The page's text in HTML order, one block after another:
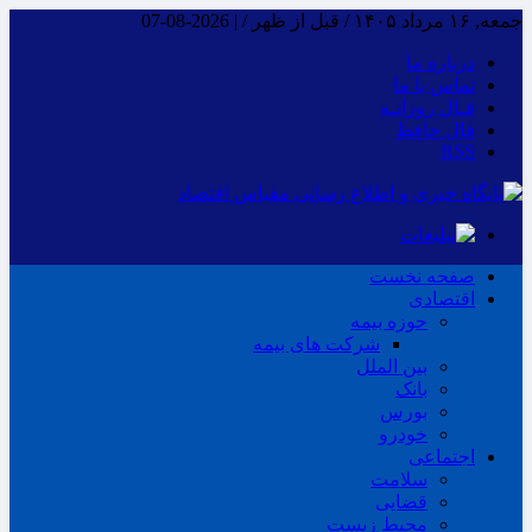
جمعه, ۱۶ مرداد ۱۴۰۵ / قبل از ظهر / |
2026-08-07
درباره ما
تماس با ما
فـال روزانـه
فال حافظ
RSS
صفحه نخست
اقتصادی
حوزه بیمه
شرکت های بیمه
بین الملل
بانک
بورس
خودرو
اجتماعی
سلامت
قضایی
محیط زیست